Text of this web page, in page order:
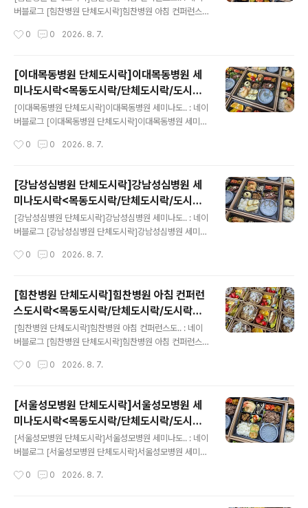
버블로그 [힘찬병원 단체도시락]힘찬병원 아침 컨퍼런스
0 0 2026. 8. 7.
[이대목동병원 단체도시락]이대목동병원 세
미나도시락<목동도시락/단체도시락/도시락
케이터링:원스피크닉>
[이대목동병원 단체도시락]이대목동병원 세미나도.. : 네이
버블로그 [이대목동병원 단체도시락]이대목동병원 세미나
0 0 2026. 8. 7.
[강남성심병원 단체도시락]강남성심병원 세
미나도시락<목동도시락/단체도시락/도시락
케이터링:원스피크닉>
[강남성심병원 단체도시락]강남성심병원 세미나도.. : 네이
버블로그 [강남성심병원 단체도시락]강남성심병원 세미나
0 0 2026. 8. 7.
[힘찬병원 단체도시락]힘찬병원 아침 컨퍼런
스도시락<목동도시락/단체도시락/도시락케
이터링:원스피크닉>
[힘찬병원 단체도시락]힘찬병원 아침 컨퍼런스도.. : 네이
버블로그 [힘찬병원 단체도시락]힘찬병원 아침 컨퍼런스
0 0 2026. 8. 7.
[서울성모병원 단체도시락]서울성모병원 세
미나도시락<목동도시락/단체도시락/도시락
케이터링:원스피크닉>
[서울성모병원 단체도시락]서울성모병원 세미나도.. : 네이
버블로그 [서울성모병원 단체도시락]서울성모병원 세미나
0 0 2026. 8. 7.